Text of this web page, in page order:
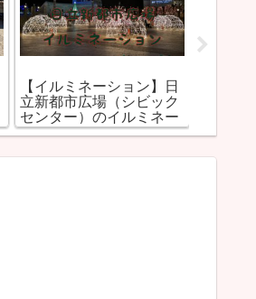
【イルミネーション】日
立新都市広場（シビック
センター）のイルミネー
ション